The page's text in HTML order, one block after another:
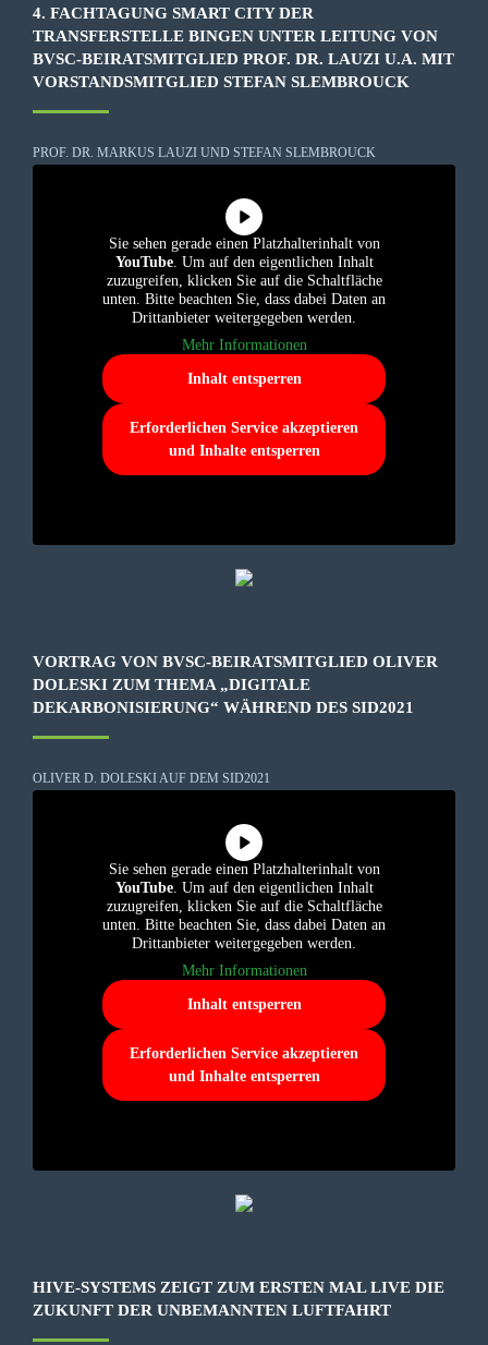
4. FACHTAGUNG SMART CITY DER
TRANSFERSTELLE BINGEN UNTER LEITUNG VON
BVSC-BEIRATSMITGLIED PROF. DR. LAUZI U.A. MIT
VORSTANDSMITGLIED STEFAN SLEMBROUCK
PROF. DR. MARKUS LAUZI UND STEFAN SLEMBROUCK
Sie sehen gerade einen Platzhalterinhalt von
YouTube. Um auf den eigentlichen Inhalt
zuzugreifen, klicken Sie auf die Schaltfläche
unten. Bitte beachten Sie, dass dabei Daten an
Drittanbieter weitergegeben werden.
Mehr Informationen
Inhalt entsperren
Erforderlichen Service akzeptieren
und Inhalte entsperren
VORTRAG VON BVSC-BEIRATSMITGLIED OLIVER
DOLESKI ZUM THEMA „DIGITALE
DEKARBONISIERUNG“ WÄHREND DES SID2021
OLIVER D. DOLESKI AUF DEM SID2021
Sie sehen gerade einen Platzhalterinhalt von
YouTube. Um auf den eigentlichen Inhalt
zuzugreifen, klicken Sie auf die Schaltfläche
unten. Bitte beachten Sie, dass dabei Daten an
Drittanbieter weitergegeben werden.
Mehr Informationen
Inhalt entsperren
Erforderlichen Service akzeptieren
und Inhalte entsperren
HIVE-SYSTEMS ZEIGT ZUM ERSTEN MAL LIVE DIE
ZUKUNFT DER UNBEMANNTEN LUFTFAHRT